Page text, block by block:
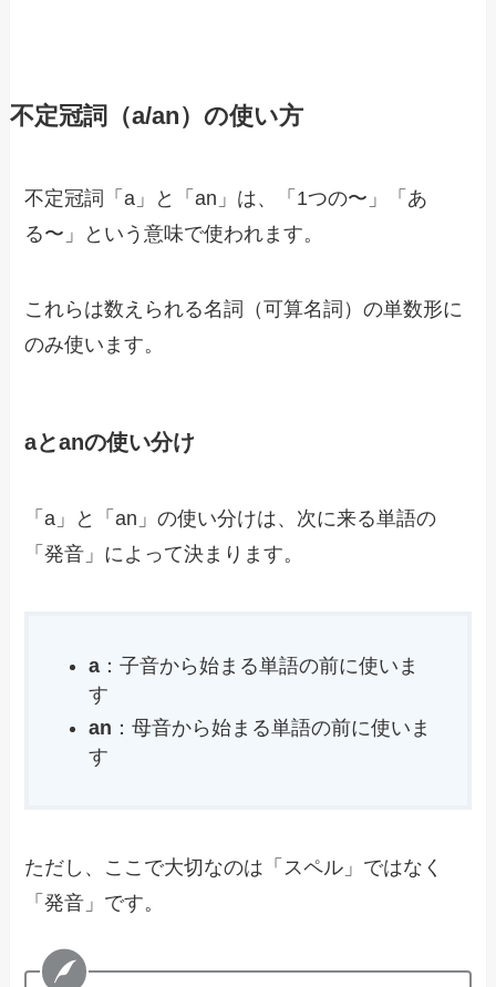
不定冠詞（a/an）の使い方
不定冠詞「a」と「an」は、「1つの〜」「あ
る〜」という意味で使われます。
これらは数えられる名詞（可算名詞）の単数形に
のみ使います。
aとanの使い分け
「a」と「an」の使い分けは、次に来る単語の
「発音」によって決まります。
a ：子音から始まる単語の前に使いま
す
an ：母音から始まる単語の前に使いま
す
ただし、ここで大切なのは「スペル」ではなく
「発音」です。